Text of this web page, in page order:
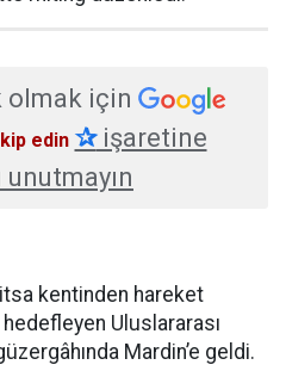
olmak için
edin ✰işaretine
unutmayın
kentinden hareket
Uluslararası
Mardin’e geldi.